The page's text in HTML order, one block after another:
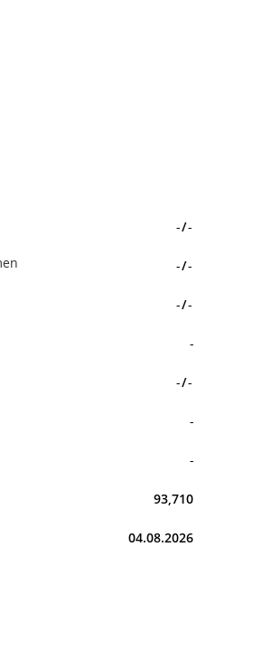
-/-
-/-
-/-
-
-/-
-
-
93,710
04.08.2026